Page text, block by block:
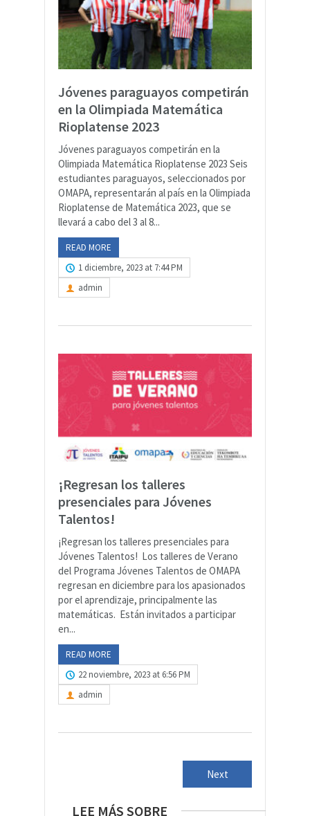
Jóvenes paraguayos competirán
en la Olimpiada Matemática
Rioplatense 2023
Jóvenes paraguayos competirán en la
Olimpiada Matemática Rioplatense 2023 Seis
estudiantes paraguayos, seleccionados por
OMAPA, representarán al país en la Olimpiada
Rioplatense de Matemática 2023, que se
llevará a cabo del 3 al 8...
READ MORE
1 diciembre, 2023 at 7:44 PM
admin
¡Regresan los talleres
presenciales para Jóvenes
Talentos!
¡Regresan los talleres presenciales para
Jóvenes Talentos! Los talleres de Verano
del Programa Jóvenes Talentos de OMAPA
regresan en diciembre para los apasionados
por el aprendizaje, principalmente las
matemáticas. Están invitados a participar
en...
READ MORE
22 noviembre, 2023 at 6:56 PM
admin
Next
LEE MÁS SOBRE